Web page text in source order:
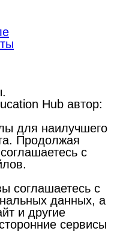
Hub автор:
для наилучшего
Продолжая
с
соглашаетесь с
данных, а
и другие
сервисы